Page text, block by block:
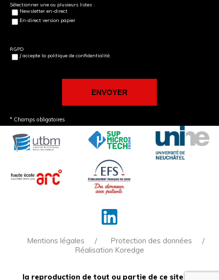
Sélectionner une ou plusieurs listes :
Newsletter en-direct
En-direct version papier
RGPD
J’accepte la politique de confidentialité.
* Champs obligatoires
Mentions légales
Protection des données
Réalisation Koredge
la reproduction de tout ou partie de ce site est